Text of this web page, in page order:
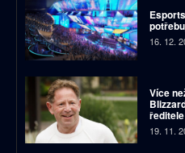
16. 12.
Více
19. 11.